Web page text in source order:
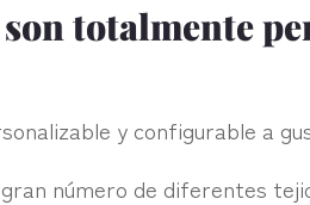
totalmente
y configurable a
número de diferentes